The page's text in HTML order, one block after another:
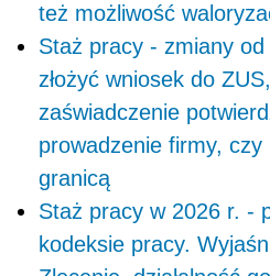
też możliwość
Staż pracy - zmiany
złożyć wniosek do
zaświadczenie
prowadzenie firmy,
granicą
Staż pracy w 2026 r. -
kodeksie pracy.